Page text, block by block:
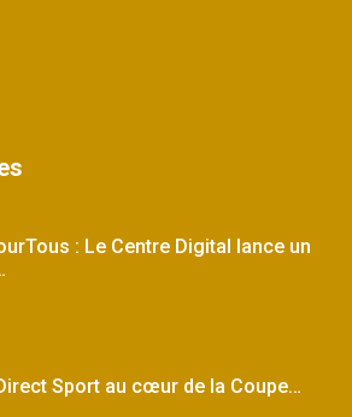
: Le Centre Digital lance un
Sport au cœur de la Coupe…